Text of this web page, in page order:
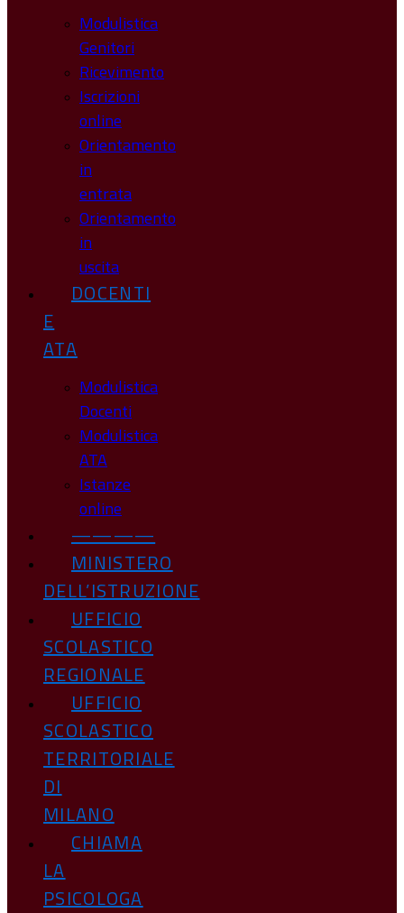
Modulistica
Genitori
Ricevimento
Iscrizioni
online
Orientamento
in
entrata
Orientamento
in
uscita
DOCENTI
E
ATA
Modulistica
Docenti
Modulistica
ATA
Istanze
online
————
MINISTERO
DELL’ISTRUZIONE
UFFICIO
SCOLASTICO
REGIONALE
UFFICIO
SCOLASTICO
TERRITORIALE
DI
MILANO
CHIAMA
LA
PSICOLOGA